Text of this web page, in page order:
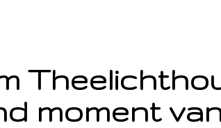
moment